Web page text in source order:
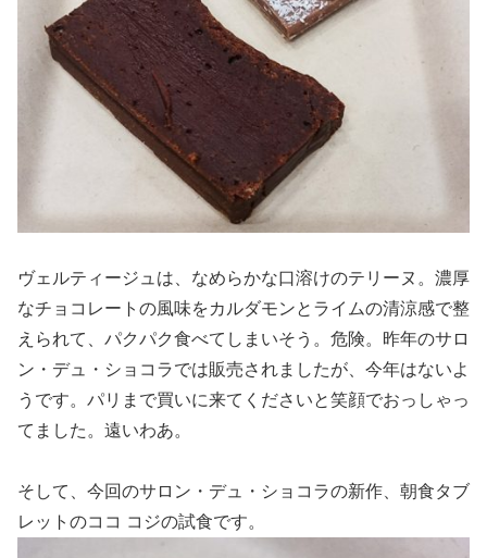
ヴェルティージュは、なめらかな口溶けのテリーヌ。濃厚
なチョコレートの風味をカルダモンとライムの清涼感で整
えられて、パクパク食べてしまいそう。危険。昨年のサロ
ン・デュ・ショコラでは販売されましたが、今年はないよ
うです。パリまで買いに来てくださいと笑顔でおっしゃっ
てました。遠いわあ。
そして、今回のサロン・デュ・ショコラの新作、朝食タブ
レットのココ コジの試食です。